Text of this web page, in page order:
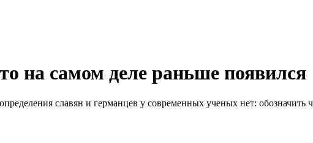
на самом деле раньше появился
славян и германцев у современных ученых нет: